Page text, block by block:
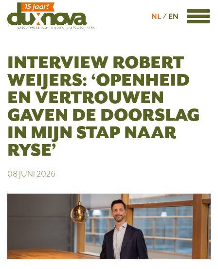
NL EN
INTERVIEW ROBERT
WEIJERS: ‘OPENHEID
EN VERTROUWEN
GAVEN DE DOORSLAG
IN MIJN STAP NAAR
RYSE’
08 JUNI 2026